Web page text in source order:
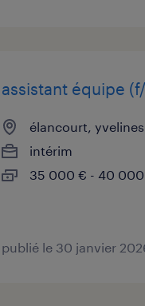
assistant équipe
élancourt, yvelines
intérim
35 000 € - 40 000
publié le 30 janvier